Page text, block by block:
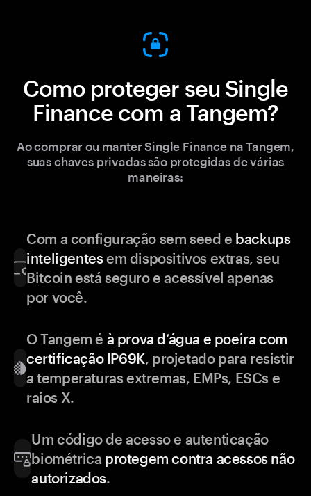
Como proteger seu Single
Finance com a Tangem?
Ao comprar ou manter Single Finance na Tangem,
suas chaves privadas são protegidas de várias
maneiras:
Com a configuração sem seed e backups
inteligentesem dispositivos extras, seu
Bitcoin está seguro e acessível apenas
por você.
O Tangem é à prova d’água e poeira com
certificação IP69K, projetado para resistir
a temperaturas extremas, EMPs, ESCs e
raios X.
Um código de acesso e autenticação
biométrica protegem contra acessos não
autorizados.